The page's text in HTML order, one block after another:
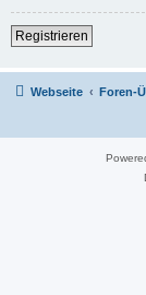
Registrieren
Webseite Foren-